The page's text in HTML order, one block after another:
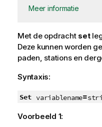
Meer informatie
Met de opdracht set
Deze kunnen worden
paden, stations en
Syntaxis:
Set variablename=
Voorbeeld 1: